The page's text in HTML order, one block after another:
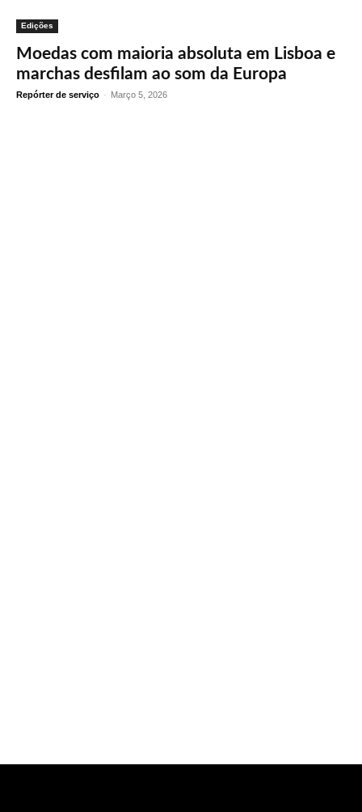
Edições
Moedas com maioria absoluta em Lisboa e
marchas desfilam ao som da Europa
Repórter de serviço - Março 5, 2026